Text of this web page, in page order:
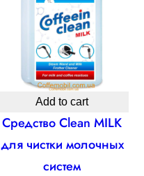
Add to cart
Средство Сlean MILK
для чистки молочных
систем